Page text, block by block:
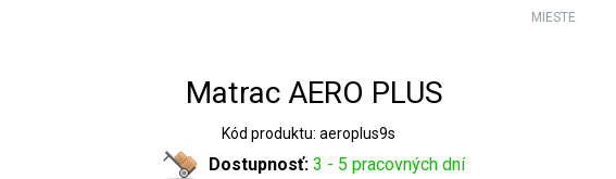
MIESTE
Matrac AERO PLUS
Kód produktu: aeroplus9s
Dostupnosť: 3 - 5 pracovných dní